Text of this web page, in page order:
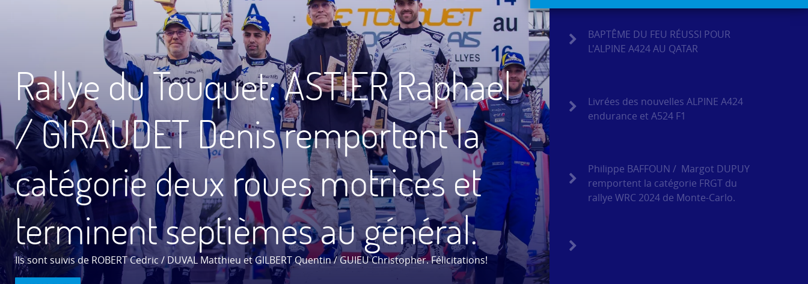
Rallye du Touquet: ASTIER Raphael
/ GIRAUDET Denis remportent la
catégorie deux roues motrices et
terminent septièmes au général.
Ils sont suivis de ROBERT Cedric / DUVAL Matthieu et GILBERT Quentin / GUIEU Christopher. Félicitations!
LIRE LA SUITE...
LIRE LA SUITE
LIRE LA SUITE...
BAPTÊME DU FEU RÉUSSI POUR
L'ALPINE A424 AU QATAR
Livrées des nouvelles ALPINE A424
endurance et A524 F1
Philippe BAFFOUN / Margot DUPUY
remportent la catégorie FRGT du
rallye WRC 2024 de Monte-Carlo.